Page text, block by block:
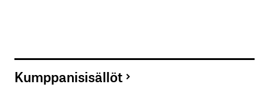
Kumppanisisällöt